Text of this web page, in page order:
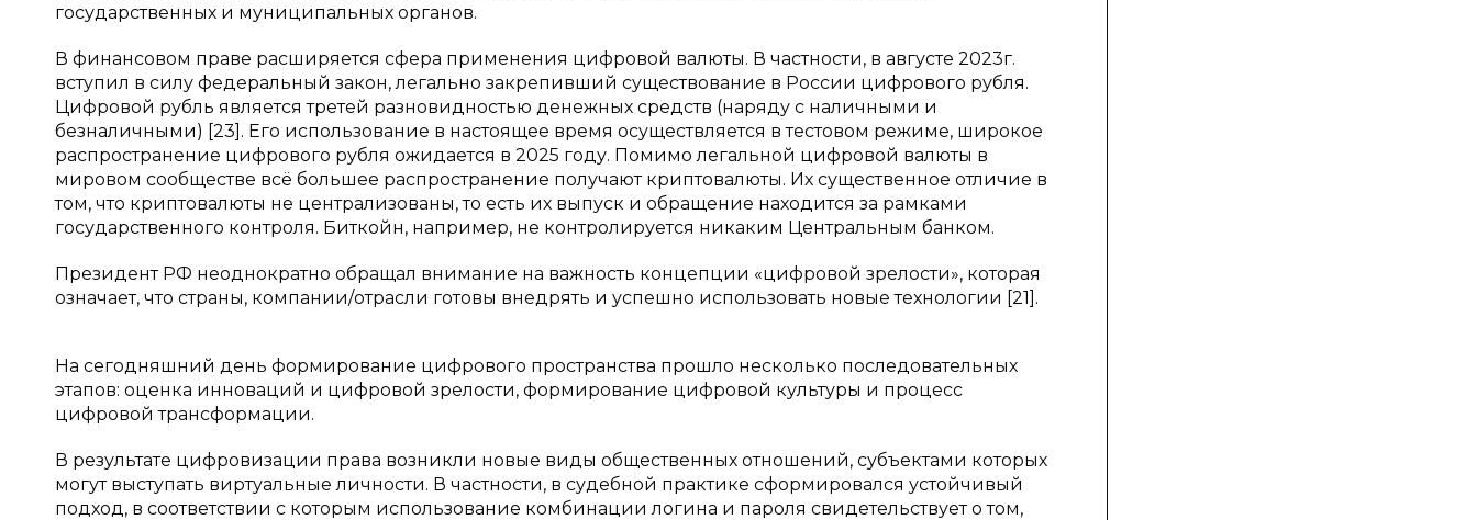
государственных и муниципальных органов.
В финансовом праве расширяется сфера применения цифровой валюты. В частности, в августе 2023г.
вступил в силу федеральный закон, легально закрепивший существование в России цифрового рубля.
Цифровой рубль является третей разновидностью денежных средств (наряду с наличными и
безналичными) [23]. Его использование в настоящее время осуществляется в тестовом режиме, широкое
распространение цифрового рубля ожидается в 2025 году. Помимо легальной цифровой валюты в
мировом сообществе всё большее распространение получают криптовалюты. Их существенное отличие в
том, что криптовалюты не централизованы, то есть их выпуск и обращение находится за рамками
государственного контроля. Биткойн, например, не контролируется никаким Центральным банком.
Президент РФ неоднократно обращал внимание на важность концепции «цифровой зрелости», которая
означает, что страны, компании/отрасли готовы внедрять и успешно использовать новые технологии [21].
На сегодняшний день формирование цифрового пространства прошло несколько последовательных
этапов: оценка инноваций и цифровой зрелости, формирование цифровой культуры и процесс
цифровой трансформации.
В результате цифровизации права возникли новые виды общественных отношений, субъектами которых
могут выступать виртуальные личности. В частности, в судебной практике сформировался устойчивый
подход, в соответствии с которым использование комбинации логина и пароля свидетельствует о том,